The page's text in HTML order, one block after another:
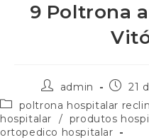
9 Poltrona
admin
21
poltrona hospitalar
hospitalar
/ produtos
ortopedico hospitalar